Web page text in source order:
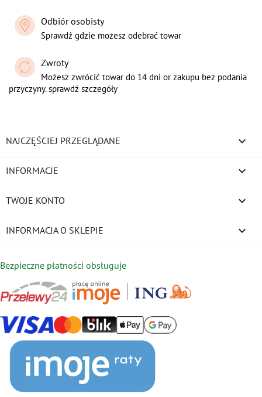
Odbiór osobisty
Sprawdź gdzie możesz odebrać towar
Zwroty
Możesz zwrócić towar do 14 dni or zakupu bez podania
przyczyny. sprawdź szczegóły
NAJCZĘŚCIEJ PRZEGLĄDANE 
INFORMACJE 
TWOJE KONTO 
INFORMACJA O SKLEPIE keyboard_arrow_down
Bezpieczne płatności obsługuje